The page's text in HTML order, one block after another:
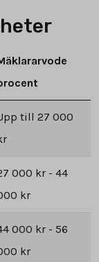
till 27 000
000 kr - 44
kr
000 kr - 56
kr